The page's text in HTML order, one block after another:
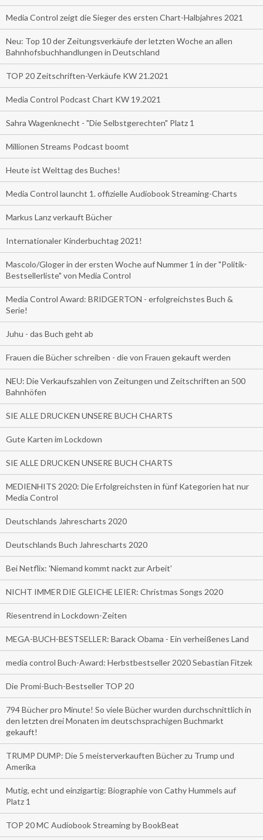
Media Control zeigt die Sieger des ersten Chart-Halbjahres 2021
Neu: Top 10 der Zeitungsverkäufe der letzten Woche an allen
Bahnhofsbuchhandlungen in Deutschland
TOP 20 Zeitschriften-Verkäufe KW 21.2021
Media Control Podcast Chart KW 19.2021
Sahra Wagenknecht - "Die Selbstgerechten" Platz 1
Millionen Streams Podcast boomt
Heute ist Welttag des Buches!
Media Control launcht 1. offizielle Audiobook Streaming-Charts
Markus Lanz verkauft Bücher
Internationaler Kinderbuchtag 2021!
Mascolo/Gloger in der ersten Woche auf Nummer 1 in der "Politik-
Bestsellerliste" von Media Control
Media Control Award: BRIDGERTON - erfolgreichstes Buch &
Serie!
Juhu - das Buch geht ab
Frauen die Bücher schreiben - die von Frauen gekauft werden
NEU: Die Verkaufszahlen von Zeitungen und Zeitschriften an 500
Bahnhöfen
SIE ALLE DRUCKEN UNSERE BUCH CHARTS
Gute Karten im Lockdown
SIE ALLE DRUCKEN UNSERE BUCH CHARTS
MEDIENHITS 2020: Die Erfolgreichsten in fünf Kategorien hat nur
Media Control
Deutschlands Jahrescharts 2020
Deutschlands Buch Jahrescharts 2020
Bei Netflix: 'Niemand kommt nackt zur Arbeit'
NICHT IMMER DIE GLEICHE LEIER: Christmas Songs 2020
Riesentrend in Lockdown-Zeiten
MEGA-BUCH-BESTSELLER: Barack Obama - Ein verheißenes Land
media control Buch-Award: Herbstbestseller 2020 Sebastian Fitzek
Die Promi-Buch-Bestseller TOP 20
794 Bücher pro Minute! So viele Bücher wurden durchschnittlich in
den letzten drei Monaten im deutschsprachigen Buchmarkt
gekauft!
TRUMP DUMP: Die 5 meisterverkauften Bücher zu Trump und
Amerika
Mutig, echt und einzigartig: Biographie von Cathy Hummels auf
Platz 1
TOP 20 MC Audiobook Streaming by BookBeat